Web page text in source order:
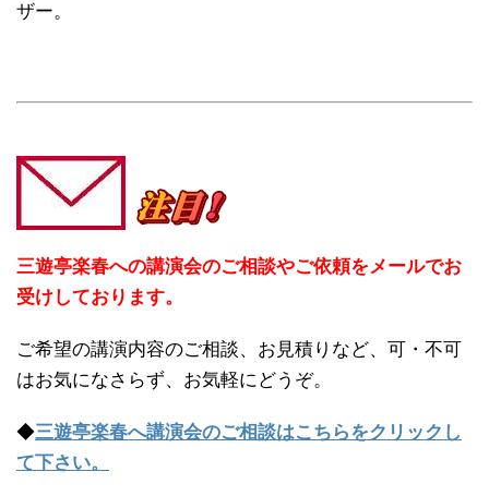
ザー。
三遊亭楽春への講演会のご相談やご依頼をメールでお
受けしております。
ご希望の講演内容のご相談、お見積りなど、可・不可
はお気になさらず、お気軽にどうぞ。
◆三遊亭楽春へ講演会のご相談はこちらをクリックし
て下さい。